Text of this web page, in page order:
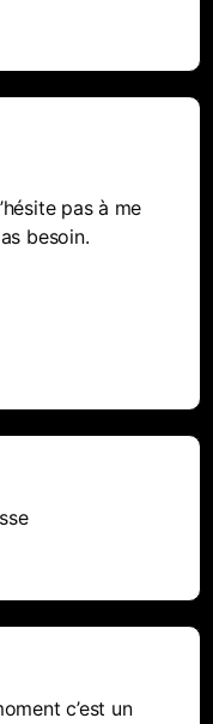
pas à me
besoin.
c’est un